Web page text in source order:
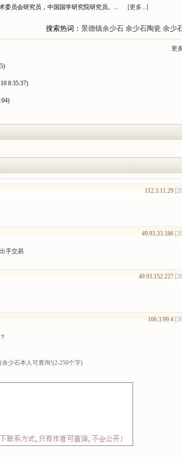
委员会研究员，中国国学研究院研究员。... [更多...]
搜索热词： 景德镇余少石 余少石陶瓷 余少
更
8:35:37)
112.3.11.29
49.93.33.186
手交易
49.93.152.227
106.3.99.4
少石本人可查询!(2-250个字)